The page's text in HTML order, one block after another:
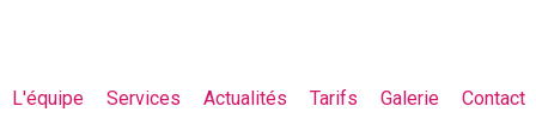
L'équipe Services Actualités Tarifs Galerie Contact